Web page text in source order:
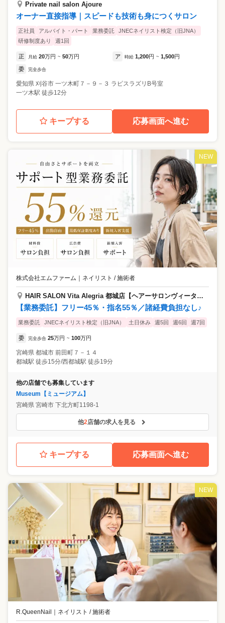
Private nail salon Ajoure
オーナー直接指導｜スピードも技術も身につくサロン
正社員 アルバイト・パート 業務委託
JNECネイリスト検定（旧JNA）
研修制度あり
週1回
正 月給 20万円 ~ 50万円 ア 時給 1,200円 ~ 1,500円
委 完全歩合
愛知県 刈谷市 一ツ木町７－９－３ ラピスラズリB号室
一ツ木駅 徒歩12分
キープする 応募画面へ進む
NEW
株式会社エムファーム ネイリスト / 施術者
HAIR SALON Vita Alegria 都城店【ヘアーサロンヴィータアレグリア】
【業務委託】フリー45％・指名55％／諸経費負担なし♪
業務委託 JNECネイリスト検定（旧JNA） 土日休み 週5回 週6回 週7回
委 完全歩合 25万円 ~ 100万円
宮崎県 都城市 前田町７－１４
都城駅 徒歩15分/西都城駅 徒歩19分
他の店舗でも募集しています
Museum【ミュージアム】
宮崎県 宮崎市 下北方町1198-1
他2店舗の求人を見る
キープする 応募画面へ進む
NEW
R.QueenNail ｜ ネイリスト / 施術者